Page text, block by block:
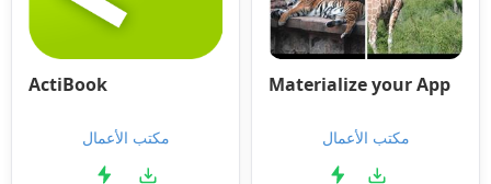
ActiBook
مكتب الأعمال
Materialize your App
مكتب الأعمال